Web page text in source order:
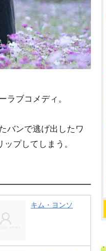
ラブコメディ。
バンで逃げ出したワ
プしてしまう。
キム・ヨンソ